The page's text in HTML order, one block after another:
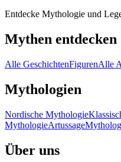
Entdecke Mythologie und
Mythen entdecken
Alle GeschichtenFigurenAlle
Mythologien
Nordische Mythologie
MythologieArtussage
Über uns